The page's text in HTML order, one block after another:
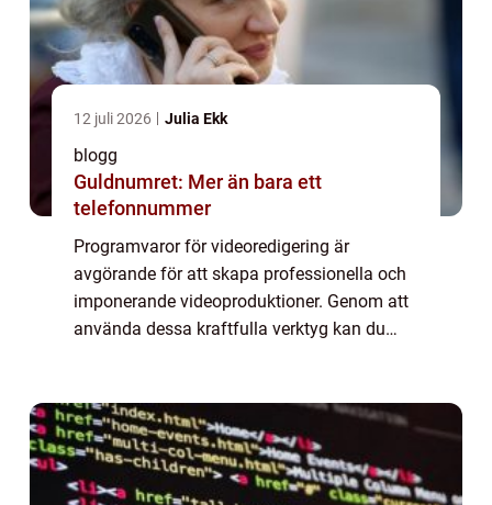
12 juli 2026 Julia Ekk
blogg
Guldnumret: Mer än bara ett
telefonnummer
Programvaror för videoredigering är
avgörande för att skapa professionella och
imponerande videoproduktioner. Genom att
använda dessa kraftfulla verktyg kan du